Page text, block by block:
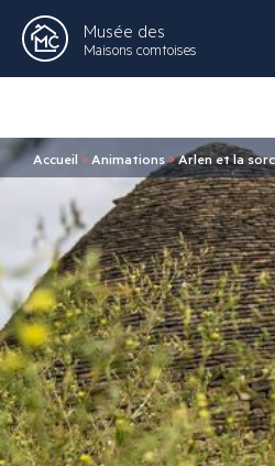
Musée des
Maisons comtoises
Accueil > Animations>Arlen et la